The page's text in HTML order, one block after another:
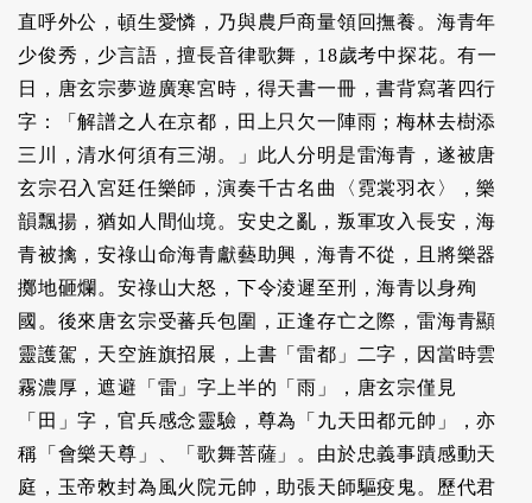
直呼外公，頓生愛憐，乃與農戶商量領回撫養。海青年
少俊秀，少言語，擅長音律歌舞，18歲考中探花。有一
日，唐玄宗夢遊廣寒宮時，得天書一冊，書背寫著四行
字：「解譜之人在京都，田上只欠一陣雨；梅林去樹添
三川，清水何須有三湖。」此人分明是雷海青，遂被唐
玄宗召入宮廷任樂師，演奏千古名曲〈霓裳羽衣〉，樂
韻飄揚，猶如人間仙境。安史之亂，叛軍攻入長安，海
青被擒，安祿山命海青獻藝助興，海青不從，且將樂器
擲地砸爛。安祿山大怒，下令淩遲至刑，海青以身殉
國。後來唐玄宗受蕃兵包圍，正逢存亡之際，雷海青顯
靈護駕，天空旌旗招展，上書「雷都」二字，因當時雲
霧濃厚，遮避「雷」字上半的「雨」，唐玄宗僅見
「田」字，官兵感念靈驗，尊為「九天田都元帥」，亦
稱「會樂天尊」、「歌舞菩薩」。由於忠義事蹟感動天
庭，玉帝敇封為風火院元帥，助張天師驅疫鬼。歷代君